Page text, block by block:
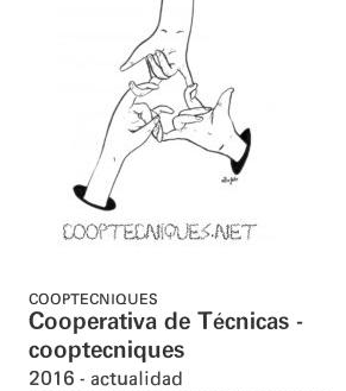
COOPTECNIQUES
Cooperativa de Técnicas -
cooptecniques
2016 actualidad